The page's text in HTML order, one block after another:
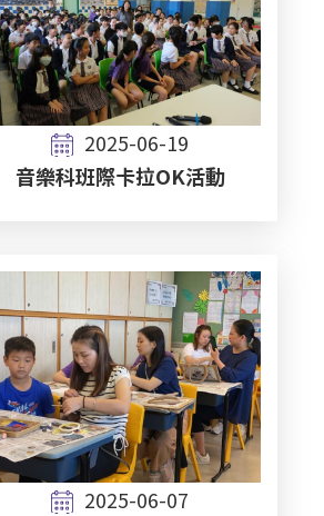
2025-06-19
音樂科班際卡拉OK活動
2025-06-07